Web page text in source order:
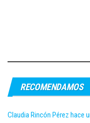
RECOMENDAMOS
Claudia Rincón Pérez hace